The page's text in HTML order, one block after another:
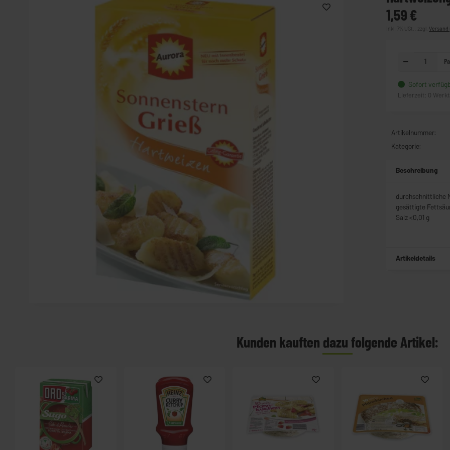
1,59 €
inkl. 7% USt. , zzgl.Versand
Sofort
Lieferzeit: 0
Artikelnummer:
Kategorie:
Beschreibung
durchschnittliche
gesättigte
Salz <0,01 g
Artikeldetails
Kunden kauften dazu folgende Artikel: